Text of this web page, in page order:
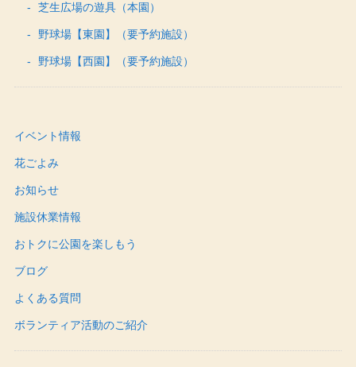
芝生広場の遊具（本園）
野球場【東園】（要予約施設）
野球場【西園】（要予約施設）
イベント情報
花ごよみ
お知らせ
施設休業情報
おトクに公園を楽しもう
ブログ
よくある質問
ボランティア活動のご紹介